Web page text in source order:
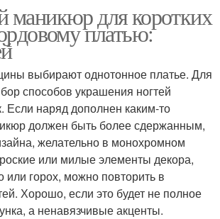
Маникюр для образа
Платье для коротких и
Маникюр к образу
маникюр для коротких
платью:
выбирают однотонное платье. Для
способов украшения ногтей
Если наряд дополнен каким-то
должен быть более сдержанным,
желательно в монохромном
или милые элементы декора,
или горох, можно повторить в
Хорошо, если это будет не полное
а ненавязчивые акценты.